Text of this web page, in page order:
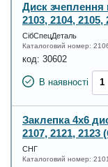
Диск зчеплення
2103, 2104,
СібСпецДеталь
Каталоговий номер:
код: 30602
В наявності
Заклепка 4х6
2107, 2121, 2123
СНГ
Каталоговий номер: